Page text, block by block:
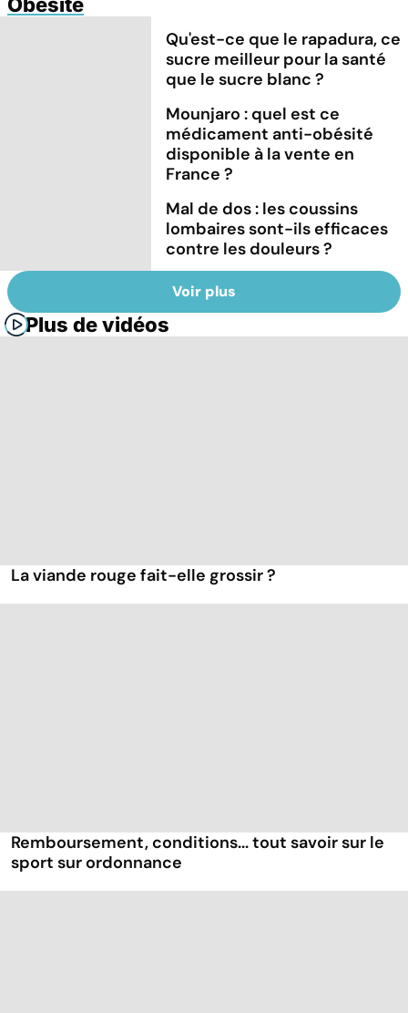
Qu'est-ce que le rapadura, ce
sucre meilleur pour la santé
que le sucre blanc ?
Mounjaro : quel est ce
médicament anti-obésité
disponible à la vente en
France ?
Mal de dos : les coussins
lombaires sont-ils efficaces
contre les douleurs ?
Voir plus
Plus de vidéos
La viande rouge fait-elle grossir ?
Remboursement, conditions... tout savoir sur le
sport sur ordonnance